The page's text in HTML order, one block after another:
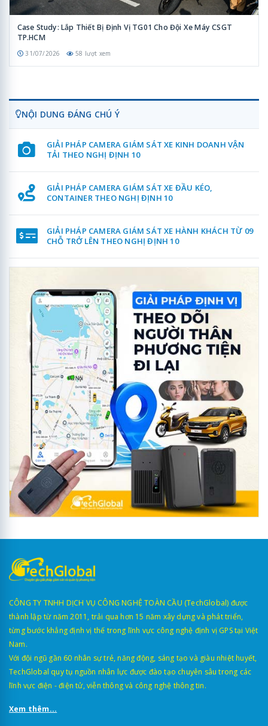
Case Study: Lắp Thiết Bị Định Vị TG01 Cho Đội Xe Máy CSGT
TP.HCM
31/07/2026 58 lượt xem
NỘI DUNG ĐÁNG CHÚ Ý
GIẢI PHÁP CAMERA GIÁM SÁT XE KINH DOANH VẬN
TẢI THEO NGHỊ ĐỊNH 10
GIẢI PHÁP CAMERA GIÁM SÁT XE ĐẦU KÉO,
CONTAINER THEO NGHỊ ĐỊNH 10
GIẢI PHÁP CAMERA GIÁM SÁT XE HÀNH KHÁCH TỪ 09
CHỖ TRỞ LÊN THEO NGHỊ ĐỊNH 10
CÔNG TY TNHH DỊCH VỤ CÔNG NGHỆ TOÀN CẦU (TechGlobal) được
thành lập từ năm 2011, trải qua hơn 15 năm xây dựng và phát triển,
từng bước khẳng định vị thế trong lĩnh vực công nghệ định vị GPS tại Việt
Nam.
Với đội ngũ gần 60 nhân sự trẻ, năng động, sáng tạo và giàu nhiệt huyết,
TechGlobal quy tụ nguồn nhân lực được đào tạo chuyên sâu trong các
lĩnh vực điện - điện tử, viễn thông và công nghệ thông tin.
Xem thêm...